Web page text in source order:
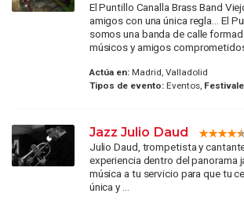
El Puntillo Canalla Brass Band
amigos con una única regla… El
somos una banda de calle
músicos y amigos
Actúa en:Madrid, Valladolid
Tipos de evento:Eventos,
Jazz Julio Daud
Julio Daud, trompetista y
experiencia dentro del panorama
música a tu servicio para que tu
única y ...